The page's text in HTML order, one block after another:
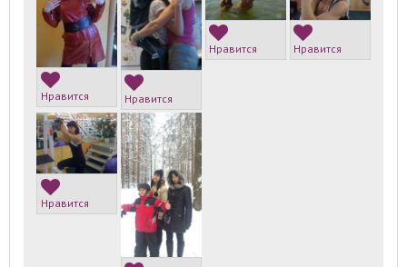
Нравится Нравится
Нравится Нравится
Нравится